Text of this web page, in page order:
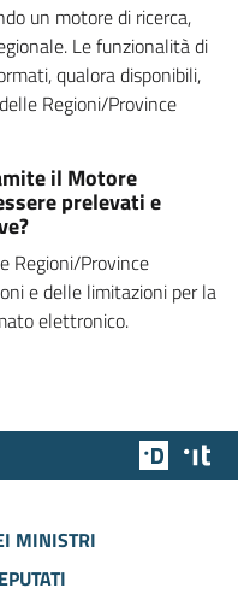
un motore di ricerca,
Le funzionalità di
qualora disponibili,
Regioni/Province
il Motore
prelevati e
Regioni/Province
e delle limitazioni per la
elettronico.
Team
MINISTRI